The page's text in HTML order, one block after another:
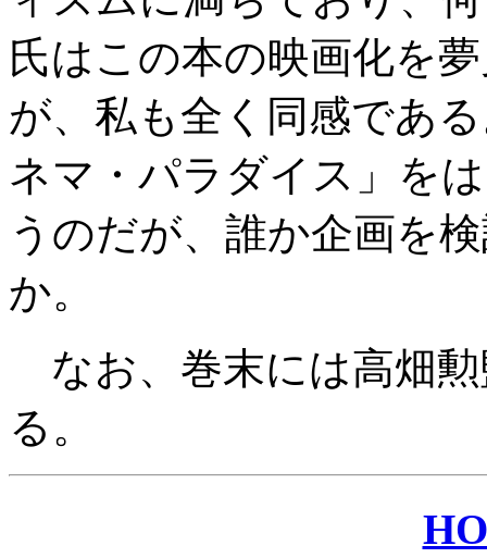
氏はこの本の映画化を
が、私も全く同感であ
ネマ・パラダイス」を
うのだが、誰か企画を
か。
なお、巻末には高畑
る。